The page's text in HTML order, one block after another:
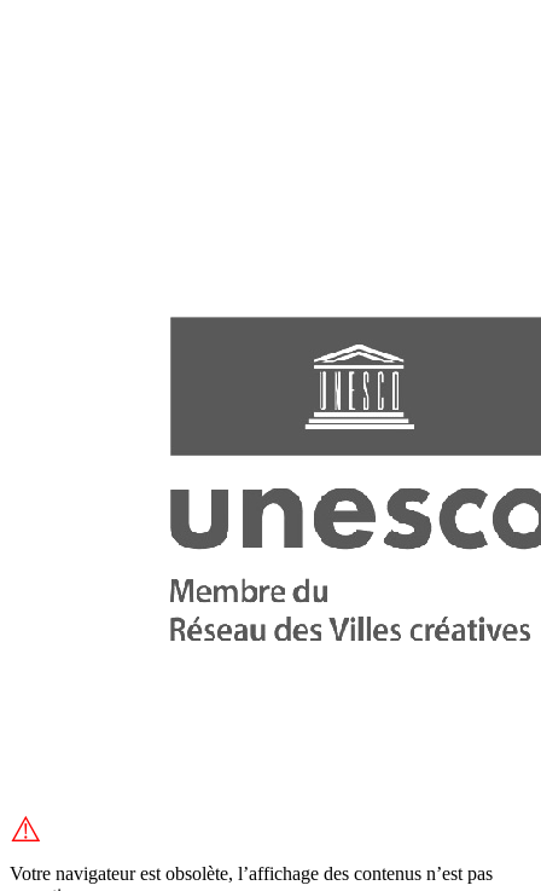
⚠️
Votre navigateur est obsolète, l’affichage des contenus n’est pas